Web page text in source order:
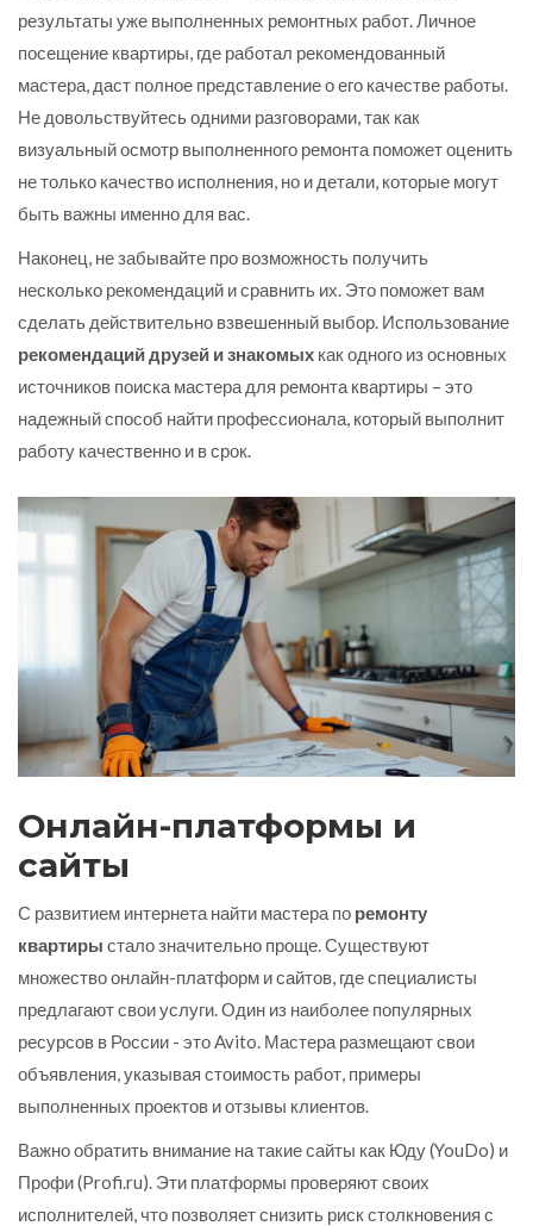
результаты уже выполненных ремонтных работ. Личное
посещение квартиры, где работал рекомендованный
мастера, даст полное представление о его качестве работы.
Не довольствуйтесь одними разговорами, так как
визуальный осмотр выполненного ремонта поможет оценить
не только качество исполнения, но и детали, которые могут
быть важны именно для вас.
Наконец, не забывайте про возможность получить
несколько рекомендаций и сравнить их. Это поможет вам
сделать действительно взвешенный выбор. Использование
рекомендаций друзей и знакомых как одного из основных
источников поиска мастера для ремонта квартиры – это
надежный способ найти профессионала, который выполнит
работу качественно и в срок.
Онлайн-платформы и
сайты
С развитием интернета найти мастера по ремонту
квартиры стало значительно проще. Существуют
множество онлайн-платформ и сайтов, где специалисты
предлагают свои услуги. Один из наиболее популярных
ресурсов в России - это Avito. Мастера размещают свои
объявления, указывая стоимость работ, примеры
выполненных проектов и отзывы клиентов.
Важно обратить внимание на такие сайты как Юду (YouDo) и
Профи (Profi.ru). Эти платформы проверяют своих
исполнителей, что позволяет снизить риск столкновения с